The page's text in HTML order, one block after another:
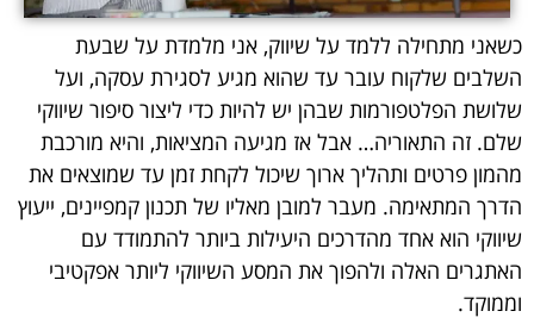
כשאני מתחילה ללמד על שיווק, אני מלמדת על שבעת
השלבים שלקוח עובר עד שהוא מגיע לסגירת עסקה, ועל
שלושת הפלטפורמות שבהן יש להיות כדי ליצור סיפור שיווקי
שלם. זה התאוריה… אבל אז מגיעה המציאות, והיא מורכבת
מהמון פרטים ותהליך ארוך שיכול לקחת זמן עד שמוצאים את
הדרך המתאימה. מעבר למובן מאליו של תכנון קמפיינים, ייעוץ
שיווקי הוא אחד מהדרכים היעילות ביותר להתמודד עם
האתגרים האלה ולהפוך את המסע השיווקי ליותר אפקטיבי
וממוקד.